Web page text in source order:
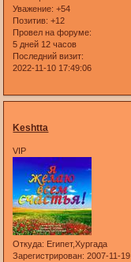
Уважение: +54
Позитив: +12
Провел на форуме:
5 дней 12 часов
Последний визит:
2022-11-10 17:49:06
Keshtta
VIP
Откуда: Египет,Хургада
Зарегистрирован: 2007-11-19